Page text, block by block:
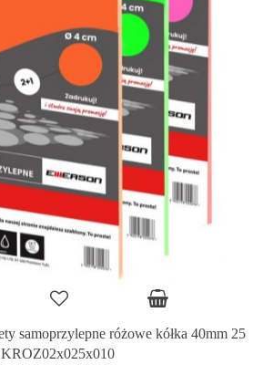
samoprzylepne różowe kółka 40mm 25